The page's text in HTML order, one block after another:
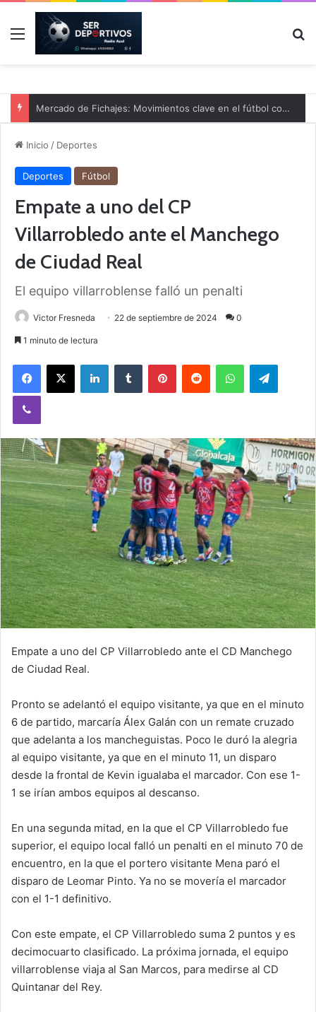
Menú
Mercado de Fichajes: Movimientos clave en el fútbol comarcal
Inicio / Deportes
Deportes Fútbol
Empate a uno del CP
Villarrobledo ante el Manchego
de Ciudad Real
El equipo villarroblense falló un penalti
Victor Fresneda 22 de septiembre de 2024 0
1 minuto de lectura
Empate a uno del CP Villarrobledo ante el CD Manchego
de Ciudad Real.
Pronto se adelantó el equipo visitante, ya que en el minuto
6 de partido, marcaría Álex Galán con un remate cruzado
que adelanta a los mancheguistas. Poco le duró la alegria
al equipo visitante, ya que en el minuto 11, un disparo
desde la frontal de Kevin igualaba el marcador. Con ese 1-
1 se irían ambos equipos al descanso.
En una segunda mitad, en la que el CP Villarrobledo fue
superior, el equipo local falló un penalti en el minuto 70 de
encuentro, en la que el portero visitante Mena paró el
disparo de Leomar Pinto. Ya no se movería el marcador
con el 1-1 definitivo.
Con este empate, el CP Villarrobledo suma 2 puntos y es
decimocuarto clasificado. La próxima jornada, el equipo
villarroblense viaja al San Marcos, para medirse al CD
Quintanar del Rey.